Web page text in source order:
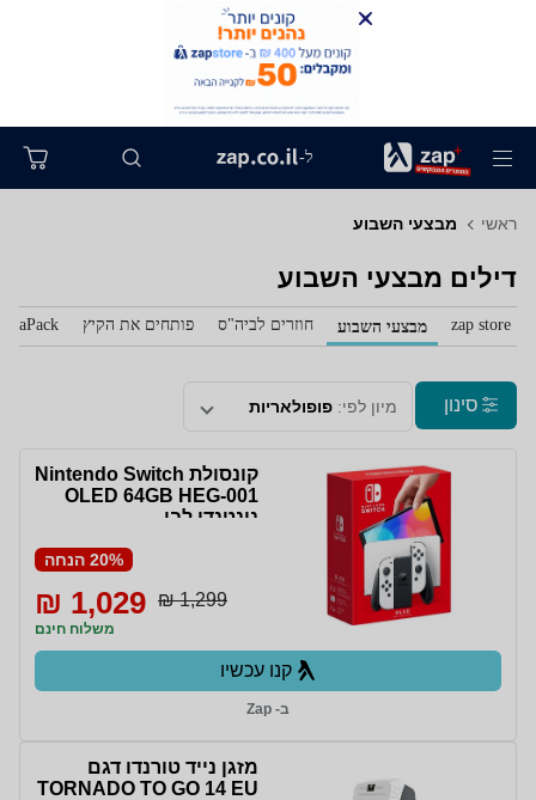
ל-
ראשי מבצעי השבוע
דילים מבצעי השבוע
zap store מבצעי השבוע חוזרים לביה"ס פותחים את הקיץ zaPack
סינון מיון לפי: פופולאריות
קונסולת Nintendo Switch
OLED 64GB HEG-001
נינטנדו לבן
20% הנחה
1,299 ₪
1,029 ₪
משלוח חינם
קנו עכשיו
ב- Zap
מזגן נייד טורנדו דגם
TORNADO TO GO 14 EU